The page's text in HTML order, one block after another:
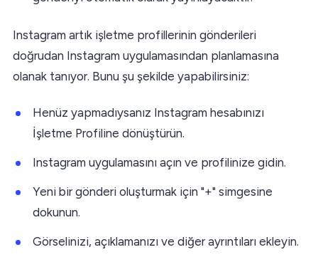
Instagram artık işletme profillerinin gönderileri
doğrudan Instagram uygulamasından planlamasına
olanak tanıyor. Bunu şu şekilde yapabilirsiniz:
Henüz yapmadıysanız Instagram hesabınızı
İşletme Profiline dönüştürün.
Instagram uygulamasını açın ve profilinize gidin.
Yeni bir gönderi oluşturmak için "+" simgesine
dokunun.
Görselinizi, açıklamanızı ve diğer ayrıntıları ekleyin.